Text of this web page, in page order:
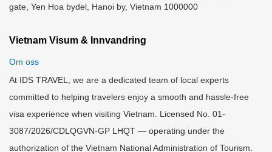
gate, Yen Hoa bydel, Hanoi by, Vietnam 1000000
Vietnam Visum & Innvandring
Om oss
At IDS TRAVEL, we are a dedicated team of local experts
committed to helping travelers enjoy a smooth and hassle-free
visa experience when visiting Vietnam. Licensed No. 01-
3087/2026/CDLQGVN-GP LHQT — operating under the
authorization of the Vietnam National Administration of Tourism.